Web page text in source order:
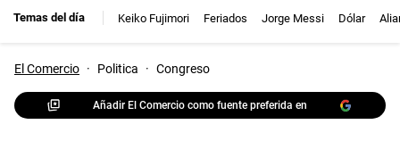
Temas del día Keiko Fujimori Feriados Jorge Messi Dólar
El Comercio · Politica · Congreso
Añadir El Comercio como fuente preferida en